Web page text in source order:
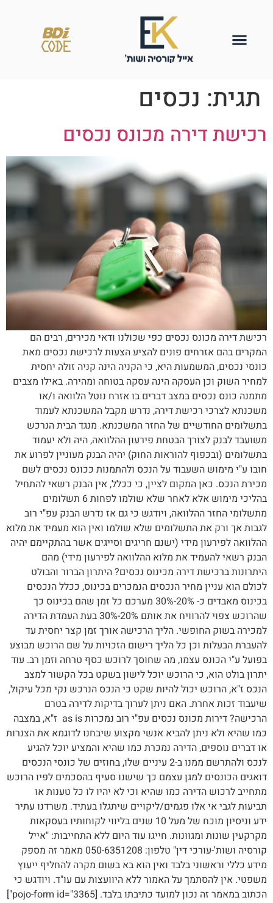
תגית: נכסים
רכישת דירה מכונס נכסים
רכישת דירה מכונס נכסים כפי שכולנו ודאי מכירים, רבים הם
המקרים בהם אזרחים פונים להציע הצעות לרכישת נכסים מאת
כונסי נכסים, המשמעות היא, כי הקניה הינה קניה זולה יחסית
למחיר השוק וכן העסקה הינה עסקה בטוחה ומהירה. באילו מצבים
מתמנה כונס נכסים במצב דברים בו אזרח נוטל הלוואה ו/או
משכנתא לצרכי רכישת דירה, נדרש מקבל המשכנתא לעמוד
בתשלומים החודשיים של החזר המשכנתא. מנגד הבית הנרכש
משועבד לבנק לצורך הבטחת פירעון ההלוואה, היה ולא יעמוד
בתשלומים (ובכפוף להוראות החוק) יהיה הבנק מעוניין לפרוע את
חובו ע"י מימוש השעבוד על הנכס ולהתמנות ככונס נכסים לשם
מכירת הנכס. כאן המקום לציין, כי ככלל, אין הבנק רשאי להתחיל
בהליכי מימוש אלא לאחר שלא שולמו לפחות 6 תשלומים
מתשלומי החזר ההלוואה, ויודגש כי גם אז נדרש הבנק עפ"י רוב
לגבות אך ורק את התשלומים שלא שולמו ואין הוא מעמיד את מלוא
ההלוואה לפירעון מידי (ישנם חריגים וסייגים אשר בהתקיימם יהיה
הבנק רשאי להעמיד את מלוא ההלוואה לפירעון מידי) מהם
היתרונות ברכישת דירה מכינוס נכסים? היתרון הברור והבולט
לכולם הוא עניין מחיר הנכסים הנמכרים בכינוס, ככלל הנכסים
בכינוס מאבדים כ- 20%-30% מערכם כל זמן שהם בכינוס כך
שהרוכש צפוי להרוויח את אותם 20%-30% בעת העמדת הדירה
למכירה בשוק החופשי. הליך הרכישה אורך זמן קצר יחסית עד
להעברת הבעלות וכן כל הליך רישום הזכויות על שם הרוכש מבוצע
בפועל ע"י הכונס עצמו, מה שחוסך לרוכש כסף טרחה וזמן רב. עוד
יתרון בולט הוא, כי הרוכש יוכל לישון בשקט בכל הקשור למצב
הנכס ז"א, הרוכש יכול להיות שקט כי הנכס הנרכש נקי מכל עיקול,
שיעבוד זכות אחרת. האם ניתן לערוך בדיקות לדירה בטרם
הרכישה? דירות מכונס נכסים עפ"י רוב נמכרות as is ז"א, במצבה
כמו שהיא ולא ניתן להביא אנשי מקצוע שיבחנו לדוגמא את הצנרות
או דברים נוספים, הדירה נמכרת כמו שהיא והמציע יוכל להגיע
לנכס ולהתרשם ממנו ב-2 עיניים שלו, בחוזים של כונסי הנכסים
דואגים הכונסים למגן עצמם כך שישנו סעיף בהסכמים לפיו הרוכש
מתחייב לרכוש הדירה כמו שהיא וכי לא יהיו לו כל טענות או
תביעות לגבי אי אלו פגמים/ליקויים שיתגלו בעתיד. משרדנו עתיר
ידע וניסיון מוכח של מעל 10 שנים בליווי לקוחותיו בעסקאות
מקרקעין שונות ומגוונות. חייגו עוד היום ללא התחייבות: "אייל
קורסיה ושות'-עורכי דין" טלפון: 050-6351208 מאמר זה מספק
מידע כללי וראשוני בלבד ואין הוא בא בשום מקרה להחליף ייעוץ
משפטי. אין להסתמך על האמור ללא היוועצות עם עו"ד. ויודגש כי
הכתוב במאמר זה נכון למועד כתיבתו בלבד. [pojo-form id="3365"]